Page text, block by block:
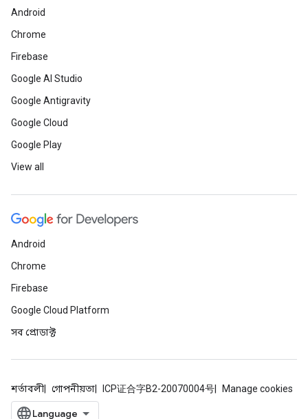
Android
Chrome
Firebase
Google AI Studio
Google Antigravity
Google Cloud
Google Play
View all
Android
Chrome
Firebase
Google Cloud Platform
সব প্রোডাক্ট
শর্তাবলী গোপনীয়তা ICP证合字B2-20070004号 Manage cookies